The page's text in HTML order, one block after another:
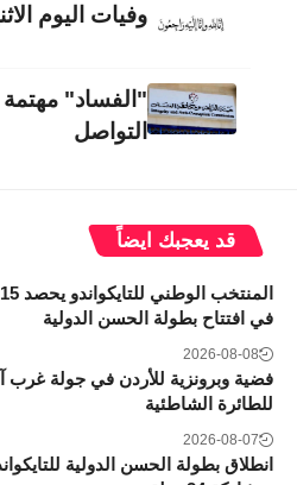
وفيات اليوم الاثنين
"الفساد"
التواصل
قد يعجبك ايضاً
في افتتاح بطولة الحسن الدولية
2026-08-08
فضية وبرونزية للأردن في جولة غرب
للطائرة الشاطئية
2026-08-07
انطلاق بطولة الحسن الدولية